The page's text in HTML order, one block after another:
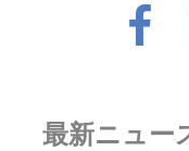
最新ニュー